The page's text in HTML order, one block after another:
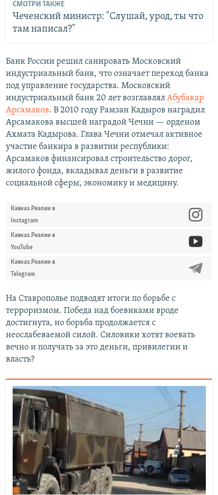
СМОТРИ ТАКЖЕ
Чеченский министр: "Слушай, урод, ты что
там написал?"
Банк России решил санировать Московский
индустриальный банк, что означает переход банка
под управление государства. Московский
индустриальный банк 20 лет возглавлял Абубакар
Арсамаков. В 2010 году Рамзан Кадыров наградил
Арсамакова высшей наградой Чечни — орденом
Ахмата Кадырова. Глава Чечни отмечал активное
участие банкира в развитии республики:
Арсамаков финансировал строительство дорог,
жилого фонда, вкладывал деньги в развитие
социальной сферы, экономику и медицину.
Кавказ.Реалии в
Instagram
Кавказ.Реалии в
YouTube
Кавказ.Реалии в
Telegram
На Ставрополье подводят итоги по борьбе с
терроризмом. Победа над боевиками вроде
достигнута, но борьба продолжается с
неослабеваемой силой. Силовики хотят воевать
вечно и получать за это деньги, привилегии и
власть?